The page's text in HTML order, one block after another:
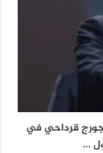
جورج قرداحي في